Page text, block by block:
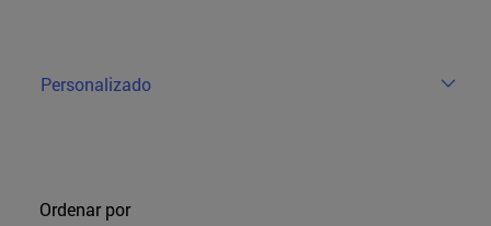
Personalizado
Ordenar
Ordenar por